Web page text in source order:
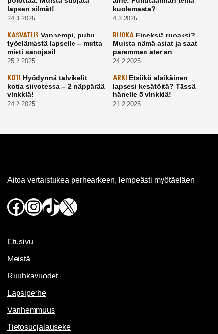
lapsen silmät!
24.3.2025
kuolemasta?
4.3.2025
KASVATUS Vanhempi, puhu
työelämästä lapselle – mutta
mieti sanojasi!
25.2.2025
RUOKAEineksiä ruoaksi?
Muista nämä asiat ja saat
paremman aterian
24.2.2025
KOTI Hyödynnä talvikelit
kotia siivotessa – 2 näppärää
vinkkiä!
24.2.2025
ARKI Etsiikö alaikäinen
lapsesi kesätöitä? Tässä
hänelle 5 vinkkiä!
21.2.2025
Aitoa vertaistukea perhearkeen, lempeästi myötäeläen
Facebook
Instagram
TikTok
X
Etusivu
Meistä
Ruuhkavuodet
Lapsiperhe
Vanhemmuus
Tietosuojalauseke